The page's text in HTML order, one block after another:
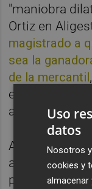
"maniobra
Ortiz en
magistrado a
sea la
de la mercantil
esa
acciones de la
A las mismas
plantea
Uso
datos
Nosotros
cookies y